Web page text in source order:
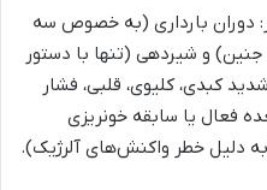
دوران بارداری (به خصوص سه
و شیردهی (تنها با دستور
کبدی، کلیوی، قلبی، فشار
فعال یا سابقه خونریزی
دلیل خطر واکنش‌های آلرژیک).